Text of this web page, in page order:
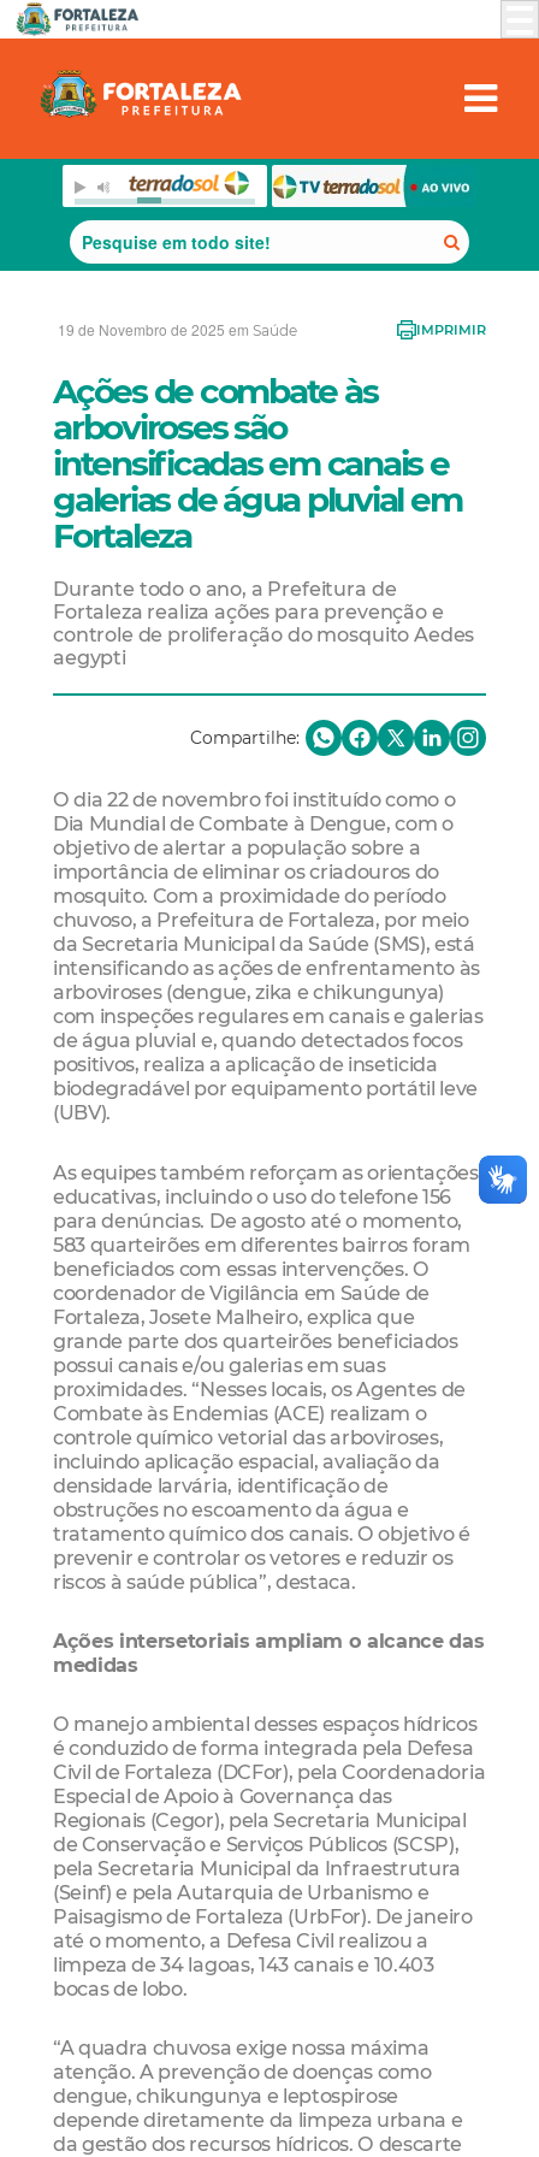
19 de Novembro de 2025 em Saúde IMPRIMIR
Ações de combate às
arboviroses são
intensificadas em canais e
galerias de água pluvial em
Fortaleza
Durante todo o ano, a Prefeitura de
Fortaleza realiza ações para prevenção e
controle de proliferação do mosquito Aedes
aegypti
Compartilhe:
O dia 22 de novembro foi instituído como o
Dia Mundial de Combate à Dengue, com o
objetivo de alertar a população sobre a
importância de eliminar os criadouros do
mosquito. Com a proximidade do período
chuvoso, a Prefeitura de Fortaleza, por meio
da Secretaria Municipal da Saúde (SMS), está
intensificando as ações de enfrentamento às
arboviroses (dengue, zika e chikungunya)
com inspeções regulares em canais e galerias
de água pluvial e, quando detectados focos
positivos, realiza a aplicação de inseticida
biodegradável por equipamento portátil leve
(UBV).
As equipes também reforçam as orientações
educativas, incluindo o uso do telefone 156
para denúncias. De agosto até o momento,
583 quarteirões em diferentes bairros foram
beneficiados com essas intervenções. O
coordenador de Vigilância em Saúde de
Fortaleza, Josete Malheiro, explica que
grande parte dos quarteirões beneficiados
possui canais e/ou galerias em suas
proximidades. “Nesses locais, os Agentes de
Combate às Endemias (ACE) realizam o
controle químico vetorial das arboviroses,
incluindo aplicação espacial, avaliação da
densidade larvária, identificação de
obstruções no escoamento da água e
tratamento químico dos canais. O objetivo é
prevenir e controlar os vetores e reduzir os
riscos à saúde pública”, destaca.
Ações intersetoriais ampliam o alcance das
medidas
O manejo ambiental desses espaços hídricos
é conduzido de forma integrada pela Defesa
Civil de Fortaleza (DCFor), pela Coordenadoria
Especial de Apoio à Governança das
Regionais (Cegor), pela Secretaria Municipal
de Conservação e Serviços Públicos (SCSP),
pela Secretaria Municipal da Infraestrutura
(Seinf) e pela Autarquia de Urbanismo e
Paisagismo de Fortaleza (UrbFor). De janeiro
até o momento, a Defesa Civil realizou a
limpeza de 34 lagoas, 143 canais e 10.403
bocas de lobo.
“A quadra chuvosa exige nossa máxima
atenção. A prevenção de doenças como
dengue, chikungunya e leptospirose
depende diretamente da limpeza urbana e
da gestão dos recursos hídricos. O descarte